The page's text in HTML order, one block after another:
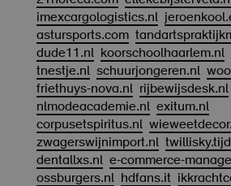
imexcargologistics.nl
astursports.com
dude11.nl
koorschoolhaarlem.nl
tnestje.nl schuurjongeren.nl
friethuys-nova.nl rijbewijsdesk.nl
nlmodeacademie.nl exitum.nl
corpusetspiritus.nl
zwagerswijnimport.nl
dentallxs.nl e-commerce-
ossburgers.nl
hdfans.it